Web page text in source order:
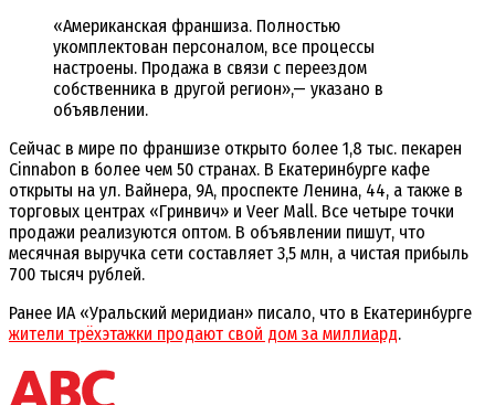
«Американская франшиза. Полностью
укомплектован персоналом, все процессы
настроены. Продажа в связи с переездом
собственника в другой регион»,— указано в
объявлении.
Сейчас в мире по франшизе открыто более 1,8 тыс. пекарен
Cinnabon в более чем 50 странах. В Екатеринбурге кафе
открыты на ул. Вайнера, 9А, проспекте Ленина, 44, а также в
торговых центрах «Гринвич» и Veer Mall. Все четыре точки
продажи реализуются оптом. В объявлении пишут, что
месячная выручка сети составляет 3,5 млн, а чистая прибыль
700 тысяч рублей.
Ранее ИА «Уральский меридиан» писало, что в Екатеринбурге
жители трёхэтажки продают свой дом за миллиард.